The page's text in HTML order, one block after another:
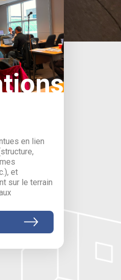
en lien
et
sur le terrain